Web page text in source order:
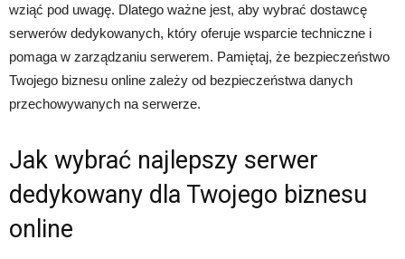
wziąć pod uwagę. Dlatego ważne jest, aby wybrać dostawcę
serwerów dedykowanych, który oferuje wsparcie techniczne i
pomaga w zarządzaniu serwerem. Pamiętaj, że bezpieczeństwo
Twojego biznesu online zależy od bezpieczeństwa danych
przechowywanych na serwerze.
Jak wybrać najlepszy serwer
dedykowany dla Twojego biznesu
online